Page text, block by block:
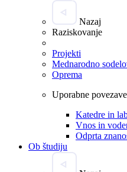
Nazaj
Raziskovanje
Projekti
Mednarodno
Oprema
Uporabne povezave
Katedre in
Vnos in
Odprta
Ob študiju